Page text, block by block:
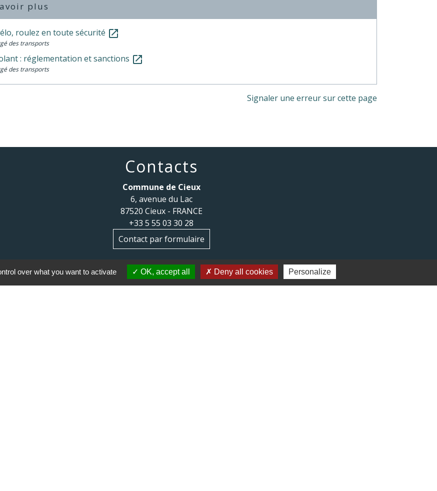
plus
roulez en toute sécurité open_in_new
des transports
: réglementation et sanctions open_in_new
des transports
Signaler une erreur sur cette page
Contacts
Commune de Cieux
6, avenue du Lac
87520 Cieux - FRANCE
+33 5 55 03 30 28
Contact par formulaire
over what you want to activate OK, accept all Deny all cookies Personalize